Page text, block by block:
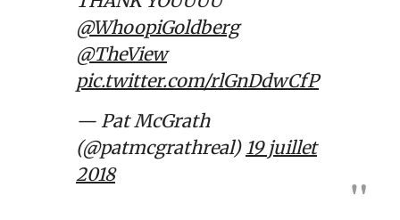
@WhoopiGoldberg
@TheView
pic.twitter.com/rlGnDdwCfP
— Pat McGrath
(@patmcgrathreal) 19 juillet
2018